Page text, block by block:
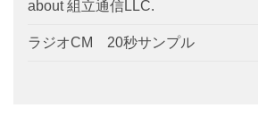
about 組立通信LLC.
ラジオCM 20秒サンプル